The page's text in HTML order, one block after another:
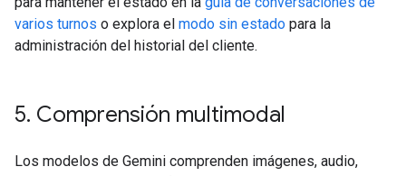
varios turnos o explora el modo sin estado para la
administración del historial del cliente.
5. Comprensión multimodal
Los modelos de Gemini comprenden imágenes, audio,